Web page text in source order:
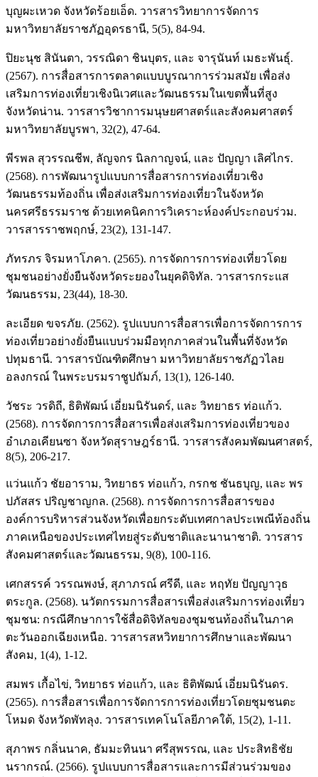
บุญผะเหวด จังหวัดร้อยเอ็ด. วารสารวิทยาการจัดการ
มหาวิทยาลัยราชภัฏอุดรธานี, 5(5), 84-94.
ปิยะนุช สินันตา, วรรณิดา ชินบุตร, และ จารุนันท์ เมธะพันธุ์.
(2567). การสื่อสารการตลาดแบบบูรณาการร่วมสมัย เพื่อส่ง
เสริมการท่องเที่ยวเชิงนิเวศและวัฒนธรรมในเขตพื้นที่สูง
จังหวัดน่าน. วารสารวิชาการมนุษยศาสตร์และสังคมศาสตร์
มหาวิทยาลัยบูรพา, 32(2), 47-64.
พีรพล สุวรรณชีพ, ลัญจกร นิลกาญจน์, และ ปัญญา เลิศไกร.
(2568). การพัฒนารูปแบบการสื่อสารการท่องเที่ยวเชิง
วัฒนธรรมท้องถิ่น เพื่อส่งเสริมการท่องเที่ยวในจังหวัด
นครศรีธรรมราช ด้วยเทคนิคการวิเคราะห์องค์ประกอบร่วม.
วารสารราชพฤกษ์, 23(2), 131-147.
ภัทรภร จิรมหาโภคา. (2565). การจัดการการท่องเที่ยวโดย
ชุมชนอย่างยั่งยืนจังหวัดระยองในยุคดิจิทัล. วารสารกระแส
วัฒนธรรม, 23(44), 18-30.
ละเอียด ขจรภัย. (2562). รูปแบบการสื่อสารเพื่อการจัดการการ
ท่องเที่ยวอย่างยั่งยืนแบบร่วมมือทุกภาคส่วนในพื้นที่จังหวัด
ปทุมธานี. วารสารบัณฑิตศึกษา มหาวิทยาลัยราชภัฏวไลย
อลงกรณ์ ในพระบรมราชูปถัมภ์, 13(1), 126-140.
วัชระ วรดิถี, ธิติพัฒน์ เอี่ยมนิรันดร์, และ วิทยาธร ท่อแก้ว.
(2568). การจัดการการสื่อสารเพื่อส่งเสริมการท่องเที่ยวของ
อำเภอเคียนซา จังหวัดสุราษฎร์ธานี. วารสารสังคมพัฒนศาสตร์,
8(5), 206-217.
แว่นแก้ว ชัยอาราม, วิทยาธร ท่อแก้ว, กรกช ชันธบุญ, และ พร
ปภัสสร ปริญชาญกล. (2568). การจัดการการสื่อสารของ
องค์การบริหารส่วนจังหวัดเพื่อยกระดับเทศกาลประเพณีท้องถิ่น
ภาคเหนือของประเทศไทยสู่ระดับชาติและนานาชาติ. วารสาร
สังคมศาสตร์และวัฒนธรรม, 9(8), 100-116.
เศกสรรค์ วรรณพงษ์, สุภาภรณ์ ศรีดี, และ หฤทัย ปัญญาวุธ
ตระกูล. (2568). นวัตกรรมการสื่อสารเพื่อส่งเสริมการท่องเที่ยว
ชุมชน: กรณีศึกษาการใช้สื่อดิจิทัลของชุมชนท้องถิ่นในภาค
ตะวันออกเฉียงเหนือ. วารสารสหวิทยาการศึกษาและพัฒนา
สังคม, 1(4), 1-12.
สมพร เกื้อไข่, วิทยาธร ท่อแก้ว, และ ธิติพัฒน์ เอี่ยมนิรันดร.
(2565). การสื่อสารเพื่อการจัดการการท่องเที่ยวโดยชุมชนตะ
โหมด จังหวัดพัทลุง. วารสารเทคโนโลยีภาคใต้, 15(2), 1-11.
สุภาพร กลิ่นนาค, ธัมมะทินนา ศรีสุพรรณ, และ ประสิทธิชัย
นรากรณ์. (2566). รูปแบบการสื่อสารและการมีส่วนร่วมของ